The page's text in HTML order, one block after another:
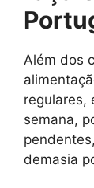
Além dos
regulares,
semana,
demasia